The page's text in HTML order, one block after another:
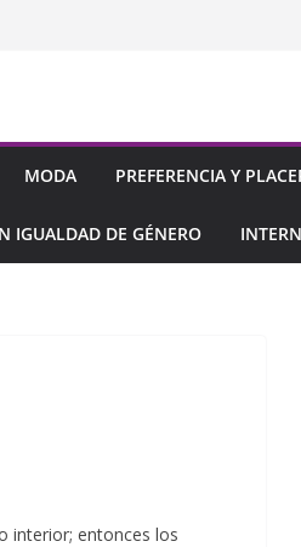
MODA PREFERENCIA Y
IGUALDAD DE GÉNERO
interior; entonces los